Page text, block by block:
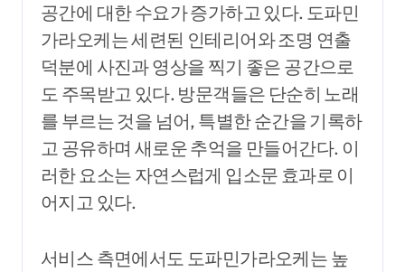
공간에 대한 수요가 증가하고 있다. 도파민
가라오케는 세련된 인테리어와 조명 연출
덕분에 사진과 영상을 찍기 좋은 공간으로
도 주목받고 있다. 방문객들은 단순히 노래
를 부르는 것을 넘어, 특별한 순간을 기록하
고 공유하며 새로운 추억을 만들어간다. 이
러한 요소는 자연스럽게 입소문 효과로 이
어지고 있다.
서비스 측면에서도 도파민가라오케는 높